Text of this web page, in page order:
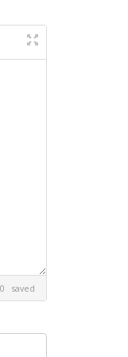
saved